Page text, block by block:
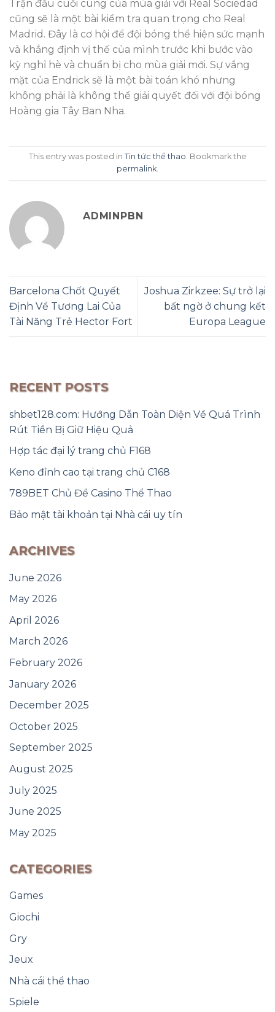
Trận đấu cuối cùng của mùa giải với Real Sociedad
cũng sẽ là một bài kiểm tra quan trọng cho Real
Madrid. Đây là cơ hội để đội bóng thể hiện sức mạnh
và khẳng định vị thế của mình trước khi bước vào
kỳ nghỉ hè và chuẩn bị cho mùa giải mới. Sự vắng
mặt của Endrick sẽ là một bài toán khó nhưng
không phải là không thể giải quyết đối với đội bóng
Hoàng gia Tây Ban Nha.
This entry was posted in Tin tức thể thao. Bookmark the
permalink.
ADMINPBN
Barcelona Chốt Quyết
Định Về Tương Lai Của
Tài Năng Trẻ Hector Fort
Joshua Zirkzee: Sự trở lại
bất ngờ ở chung kết
Europa League
RECENT POSTS
shbet128.com: Hướng Dẫn Toàn Diện Về Quá Trình
Rút Tiền Bị Giữ Hiệu Quả
Hợp tác đại lý trang chủ F168
Keno đỉnh cao tại trang chủ C168
789BET Chủ Đề Casino Thể Thao
Bảo mật tài khoản tại Nhà cái uy tín
ARCHIVES
June 2026
May 2026
April 2026
March 2026
February 2026
January 2026
December 2025
October 2025
September 2025
August 2025
July 2025
June 2025
May 2025
CATEGORIES
Games
Giochi
Gry
Jeux
Nhà cái thể thao
Spiele